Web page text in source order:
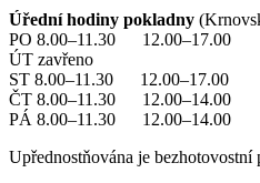
Úřední hodiny pokladny
PO 8.00–11.30 12.00–17.00
ÚT zavřeno
ST 8.00–11.30 12.00–17.00
ČT 8.00–11.30 12.00–14.00
PÁ 8.00–11.30 12.00–14.00
Upřednostňována je bezhotovostní